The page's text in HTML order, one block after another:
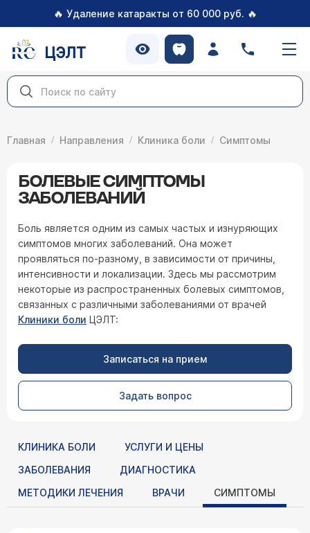
🔥 Удаление катаракты от 60 000 руб. 🔥
ЦЭЛТ
Главная Направления Клиника боли Симптомы
БОЛЕВЫЕ СИМПТОМЫ
ЗАБОЛЕВАНИЙ
Боль является одним из самых частых и изнуряющих
симптомов многих заболеваний. Она может
проявляться по-разному, в зависимости от причины,
интенсивности и локализации. Здесь мы рассмотрим
некоторые из распространенных болевых симптомов,
связанных с различными заболеваниями от врачей
Клиники боли ЦЭЛТ:
Записаться на прием
Задать вопрос
КЛИНИКА БОЛИ
УСЛУГИ И ЦЕНЫ
ЗАБОЛЕВАНИЯ
ДИАГНОСТИКА
МЕТОДИКИ ЛЕЧЕНИЯ
ВРАЧИ СИМПТОМЫ